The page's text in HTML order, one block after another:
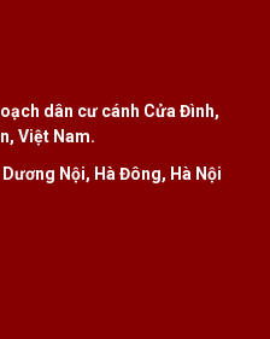
dân cư cánh Cửa Đình,
Việt Nam.
Nội, Hà Đông, Hà Nội